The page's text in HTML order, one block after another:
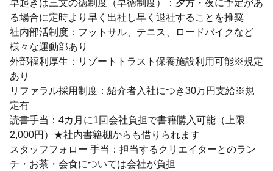
早起きは三文の徳制度（早徳制度）：夕方・夜に予定があ
る場合に定時より早く出社し早く退社することを推奨
社内部活制度：フットサル、テニス、ロードバイクなど
様々な運動部あり
外部福利厚生：リゾートトラスト保養施設利用可能※規定
あり
リファラル採用制度：紹介者入社につき30万円支給※規
定有
読書手当：4カ月に1回会社負担で書籍購入可能（上限
2,000円）★社内書籍棚からも借りられます
スタッフフォロー 手当：担当するクリエイターとのラン
チ・お茶・会食については会社が負担